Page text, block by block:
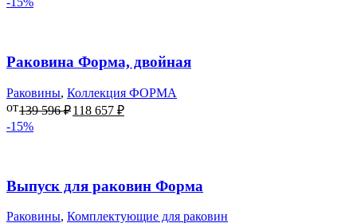
Раковина Форма, двойная
Раковины, Коллекция ФОРМА
от139 596₽118 657 ₽
-15%
Выпуск для раковин Форма
Раковины, Комплектующие для раковин